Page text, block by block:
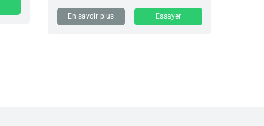
En savoir plus Essayer